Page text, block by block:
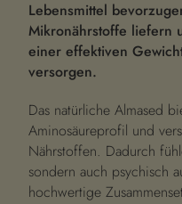
Lebensmittel
Mikronährstoffe liefern
einer effektiven
versorgen.
Das natürliche Almased
Aminosäureprofil und
Nährstoffen. Dadurch
sondern auch psychisch
hochwertige